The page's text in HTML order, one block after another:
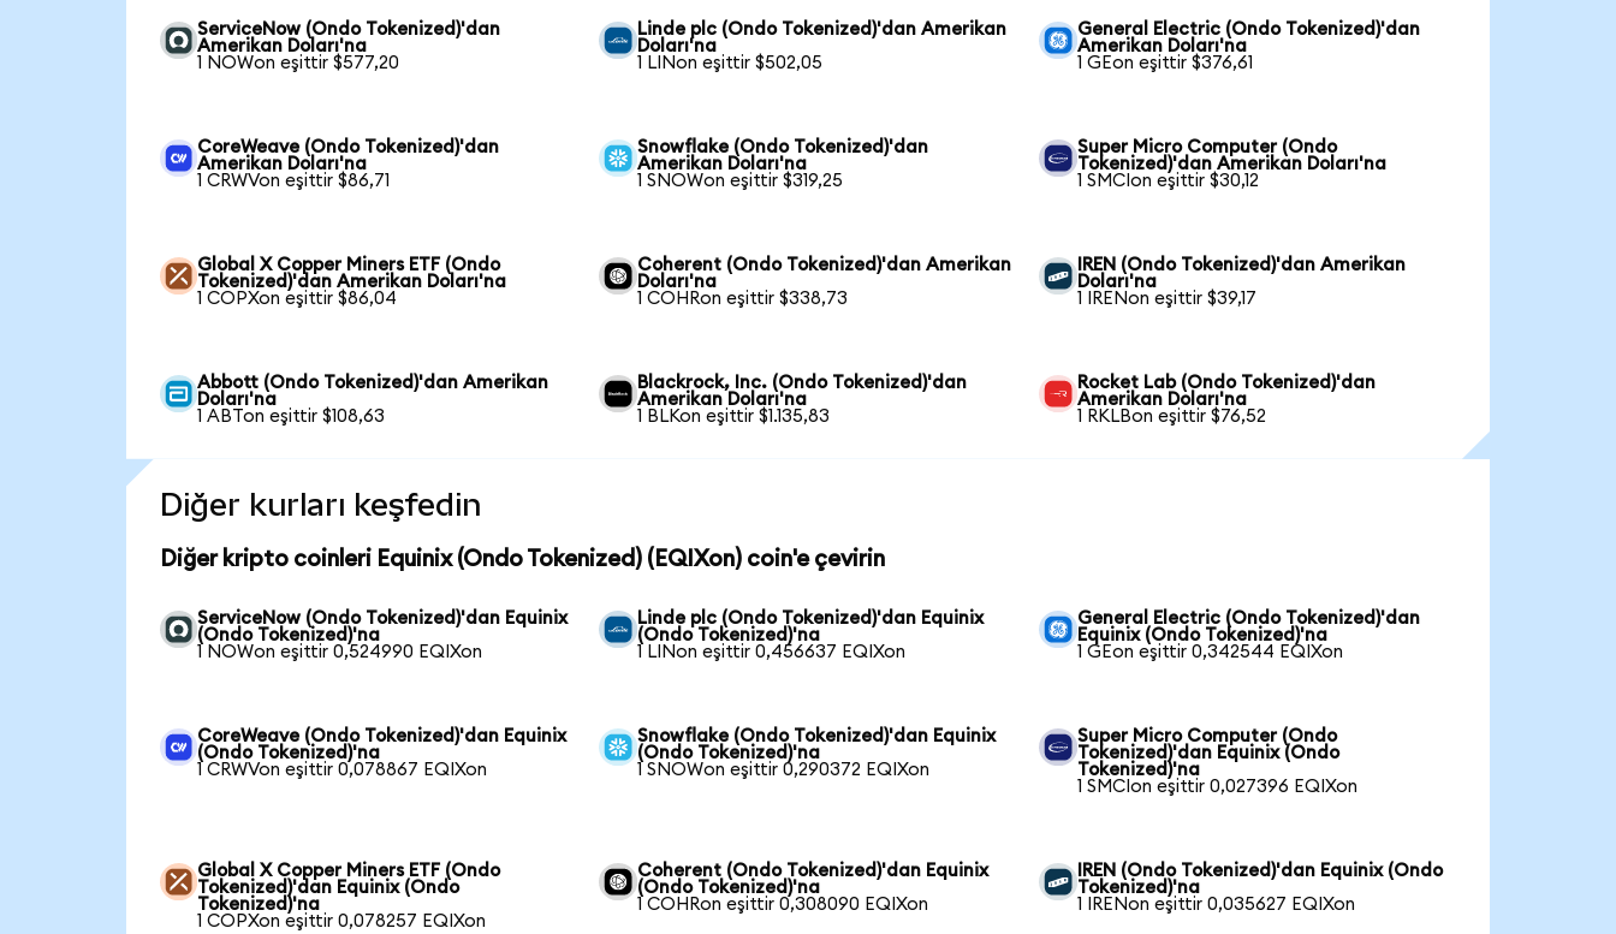
ServiceNow (Ondo Tokenized)'dan
Amerikan Doları'na
1 NOWon eşittir $577,20
Linde plc (Ondo Tokenized)'dan Amerikan
Doları'na
1 LINon eşittir $502,05
General Electric (Ondo Tokenized)'dan
Amerikan Doları'na
1 GEon eşittir $376,61
CoreWeave (Ondo Tokenized)'dan
Amerikan Doları'na
1 CRWVon eşittir $86,71
Snowflake (Ondo Tokenized)'dan
Amerikan Doları'na
1 SNOWon eşittir $319,25
Super Micro Computer (Ondo
Tokenized)'dan Amerikan Doları'na
1 SMCIon eşittir $30,12
Global X Copper Miners ETF (Ondo
Tokenized)'dan Amerikan Doları'na
1 COPXon eşittir $86,04
Coherent (Ondo Tokenized)'dan Amerikan
Doları'na
1 COHRon eşittir $338,73
IREN (Ondo Tokenized)'dan Amerikan
Doları'na
1 IRENon eşittir $39,17
Abbott (Ondo Tokenized)'dan Amerikan
Doları'na
1 ABTon eşittir $108,63
Blackrock, Inc. (Ondo Tokenized)'dan
Amerikan Doları'na
1 BLKon eşittir $1.135,83
Rocket Lab (Ondo Tokenized)'dan
Amerikan Doları'na
1 RKLBon eşittir $76,52
Diğer kurları keşfedin
Diğer kripto coinleri Equinix (Ondo Tokenized) (EQIXon) coin'e çevirin
ServiceNow (Ondo Tokenized)'dan Equinix
(Ondo Tokenized)'na
1 NOWon eşittir 0,524990 EQIXon
Linde plc (Ondo Tokenized)'dan Equinix
(Ondo Tokenized)'na
1 LINon eşittir 0,456637 EQIXon
General Electric (Ondo Tokenized)'dan
Equinix (Ondo Tokenized)'na
1 GEon eşittir 0,342544 EQIXon
CoreWeave (Ondo Tokenized)'dan Equinix
(Ondo Tokenized)'na
1 CRWVon eşittir 0,078867 EQIXon
Snowflake (Ondo Tokenized)'dan Equinix
(Ondo Tokenized)'na
1 SNOWon eşittir 0,290372 EQIXon
Super Micro Computer (Ondo
Tokenized)'dan Equinix (Ondo
Tokenized)'na
1 SMCIon eşittir 0,027396 EQIXon
Global X Copper Miners ETF (Ondo
Tokenized)'dan Equinix (Ondo
Tokenized)'na
1 COPXon eşittir 0,078257 EQIXon
Coherent (Ondo Tokenized)'dan Equinix
(Ondo Tokenized)'na
1 COHRon eşittir 0,308090 EQIXon
IREN (Ondo Tokenized)'dan Equinix (Ondo
Tokenized)'na
1 IRENon eşittir 0,035627 EQIXon